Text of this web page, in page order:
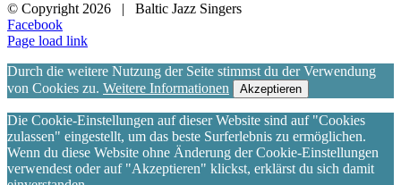
© Copyright 2026 | Baltic Jazz Singers
Facebook
Page load link
Durch die weitere Nutzung der Seite stimmst du der Verwendung
von Cookies zu. Weitere Informationen Akzeptieren
Die Cookie-Einstellungen auf dieser Website sind auf "Cookies
zulassen" eingestellt, um das beste Surferlebnis zu ermöglichen.
Wenn du diese Website ohne Änderung der Cookie-Einstellungen
verwendest oder auf "Akzeptieren" klickst, erklärst du sich damit